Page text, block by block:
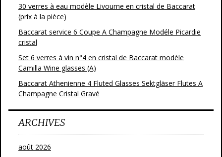
30 verres à eau modèle Livourne en cristal de Baccarat
(prix à la pièce)
Baccarat service 6 Coupe A Champagne Modéle Picardie
cristal
Set 6 verres à vin n°4 en cristal de Baccarat modèle
Camilla Wine glasses (A)
Baccarat Athenienne 4 Fluted Glasses Sektgläser Flutes A
Champagne Cristal Gravé
ARCHIVES
août 2026